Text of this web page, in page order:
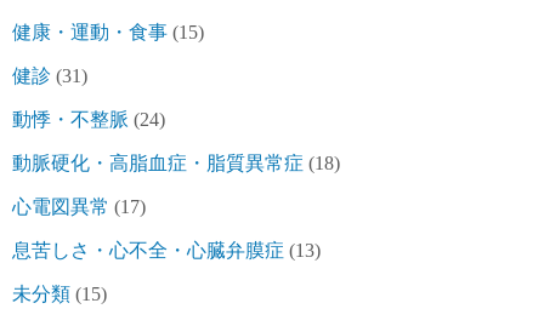
健康・運動・食事 (15)
健診 (31)
動悸・不整脈 (24)
動脈硬化・高脂血症・脂質異常症 (18)
心電図異常 (17)
息苦しさ・心不全・心臓弁膜症 (13)
未分類 (15)